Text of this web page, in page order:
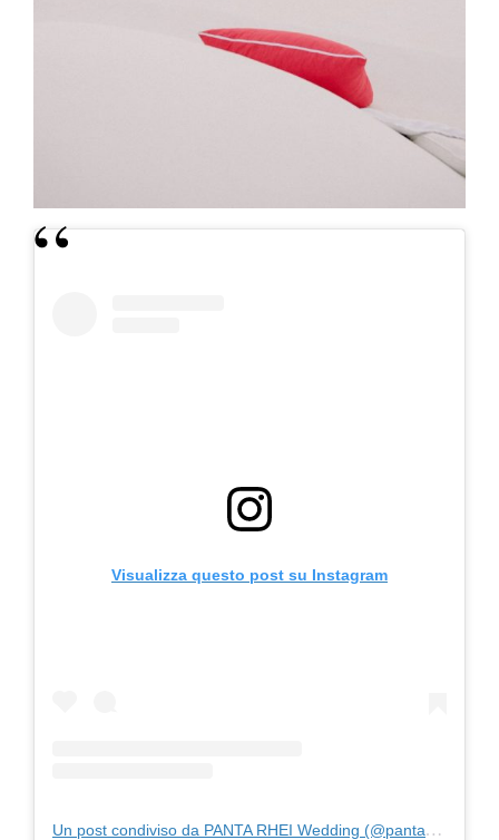
Visualizza questo post su Instagram
Un post condiviso da PANTA RHEI Wedding (@pantarheiwedding)